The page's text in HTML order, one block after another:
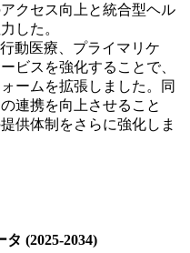
クセス向上と統合型ヘル
した。
動医療、プライマリケ
ビスを強化することで、
ームを拡張しました。同
連携を向上させること
供体制をさらに強化しま
タ (2025-2034)